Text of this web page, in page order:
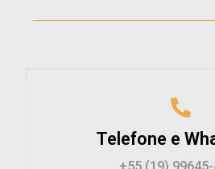
Telefone e